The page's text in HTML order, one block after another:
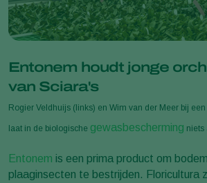
Entonem houdt jonge
van Sciara's
Rogier Veldhuijs (links) en Wim van der Meer bij
laat in de biologische gewasbescherming niets
Entonem is een prima product om
plaaginsecten te bestrijden. Floricultura